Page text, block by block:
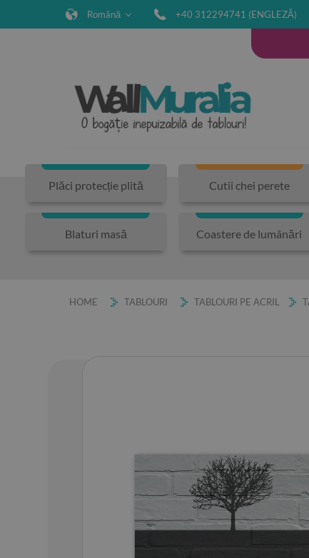
Română +40 312294741 (ENGLEZĂ)
Plăci protecție plită Cutii chei perete
Blaturi masă Coastere de lumânări
HOME TABLOURI TABLOURI PE ACRIL